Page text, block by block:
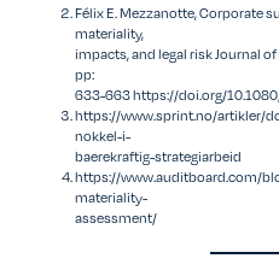
Félix E. Mezzanotte, Corporate
materiality,
impacts, and legal risk Journal
pp:
633-663 https://doi.org/
https://www.sprint.no/artikler/
nokkel-i-
baerekraftig-strategiarbeid
https://www.auditboard.com/
materiality-
assessment/